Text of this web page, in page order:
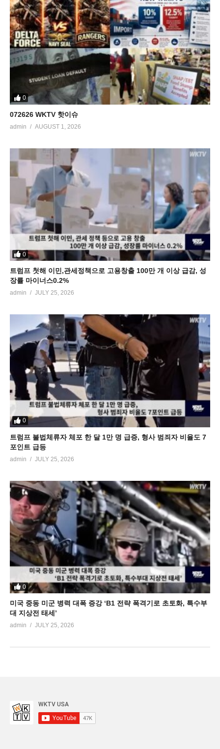
0
072626 WKTV 핫이슈
admin AUGUST 1, 2026
0
트럼프 첫해 이민,관세정책으로 고용창출 100만 개 이상 급감, 성
장률 마이너스0.2%
admin JULY 25, 2026
0
트럼프 불법체류자 체포 한 달 1만 명 급증, 형사 범죄자 비율도 7
포인트 급등
admin JULY 25, 2026
0
미국 중동 미군 병력 대폭 증강 ‘B1 전략 폭격기로 초토화, 특수부
대 지상전 태세’
admin JULY 25, 2026